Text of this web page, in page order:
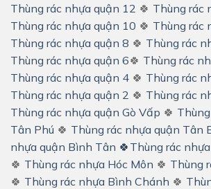
Thùng rác nhựa quận 12 🍀 Thùng rác
Thùng rác nhựa quận 10 🍀 Thùng rác
Thùng rác nhựa quận 8 🍀 Thùng rác
Thùng rác nhựa quận 6🍀 Thùng rác
Thùng rác nhựa quận 4 🍀 Thùng rác
Thùng rác nhựa quận 2 🍀 Thùng rác
Thùng rác nhựa quận Gò Vấp 🍀
Tân Phú 🍀 Thùng rác nhựa quận Tân
nhựa quận Bình Tân 🍀 Thùng rác
🍀 Thùng rác nhựa Hóc Môn 🍀 Thùng
🍀 Thùng rác nhựa Bình Chánh 🍀